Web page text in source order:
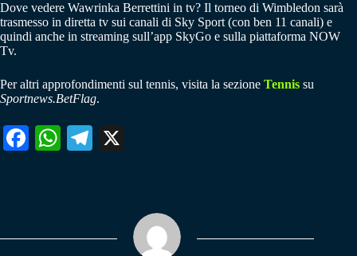
Dove vedere Wawrinka Berrettini in tv? Il torneo di Wimbledon sarà
trasmesso in diretta tv sui canali di Sky Sport (con ben 11 canali) e
quindi anche in streaming sull’app SkyGo e sulla piattaforma NOW
Tv.
Per altri approfondimenti sul tennis, visita la sezione Tennis su
Sportnews.BetFlag.
Fa W
pp
Te
m